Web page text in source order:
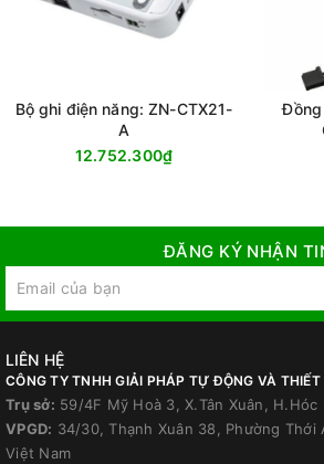
Bộ ghi điện năng: ZN-CTX21-
A
12.752.300₫
Đồng
ĐĂNG KÝ NHẬN
LIÊN HỆ
CÔNG TY TNHH GIẢI PHÁP TỰ ĐỘNG VÀ THIẾT
Trụ sở: 59/4F Mỹ Hoà 3, X.Tân Xuân, H.Hóc
VPGD: 34/30, Thạnh Xuân 38, Phường Thới
Việt Nam